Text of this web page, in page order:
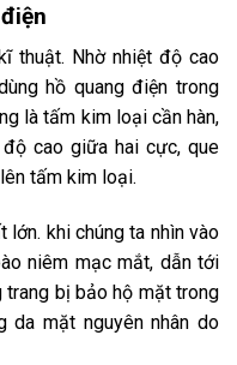
thuật. Nhờ nhiệt độ cao
hồ quang điện trong
là tấm kim loại cần hàn,
cao giữa hai cực, que
tấm kim loại.
khi chúng ta nhìn vào
niêm mạc mắt, dẫn tới
trang bị bảo hộ mặt trong
da mặt nguyên nhân do